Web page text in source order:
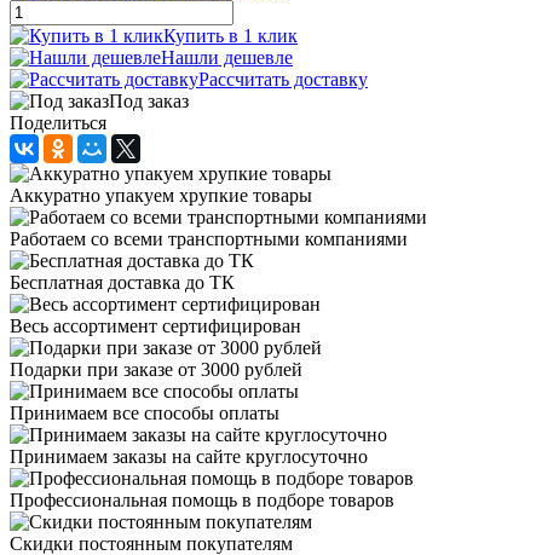
Купить в 1 клик
Нашли дешевле
Рассчитать доставку
Под заказ
Поделиться
Аккуратно упакуем хрупкие товары
Работаем со всеми транспортными компаниями
Бесплатная доставка до ТК
Весь ассортимент сертифицирован
Подарки при заказе от 3000 рублей
Принимаем все способы оплаты
Принимаем заказы на сайте круглосуточно
Профессиональная помощь в подборе товаров
Скидки постоянным покупателям